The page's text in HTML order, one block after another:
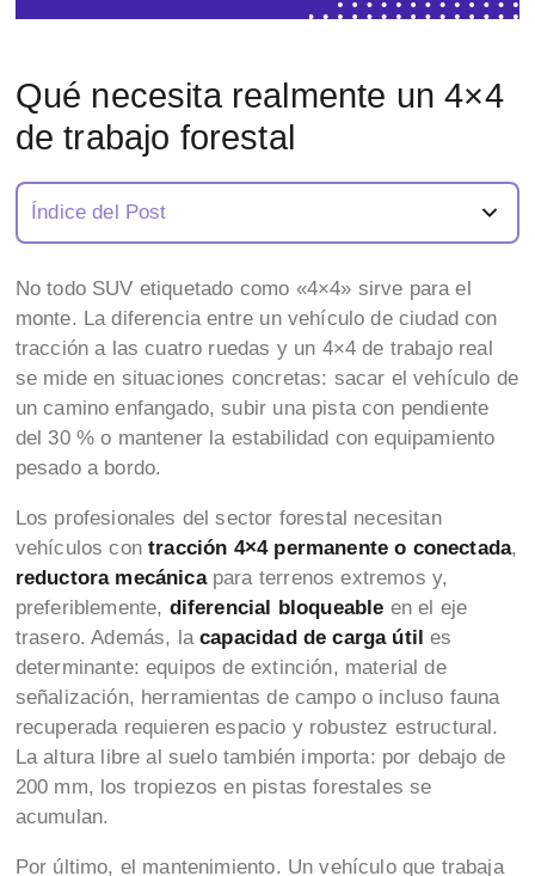
Qué necesita realmente un 4×4
de trabajo forestal
Índice del Post
No todo SUV etiquetado como «4×4» sirve para el
monte. La diferencia entre un vehículo de ciudad con
tracción a las cuatro ruedas y un 4×4 de trabajo real
se mide en situaciones concretas: sacar el vehículo de
un camino enfangado, subir una pista con pendiente
del 30 % o mantener la estabilidad con equipamiento
pesado a bordo.
Los profesionales del sector forestal necesitan
vehículos contracción 4×4 permanente o conectada,
reductora mecánicapara terrenos extremos y,
preferiblemente, diferencial bloqueable en el eje
trasero. Además, lacapacidad de carga útil es
determinante: equipos de extinción, material de
señalización, herramientas de campo o incluso fauna
recuperada requieren espacio y robustez estructural.
La altura libre al suelo también importa: por debajo de
200 mm, los tropiezos en pistas forestales se
acumulan.
Por último, el mantenimiento. Un vehículo que trabaja